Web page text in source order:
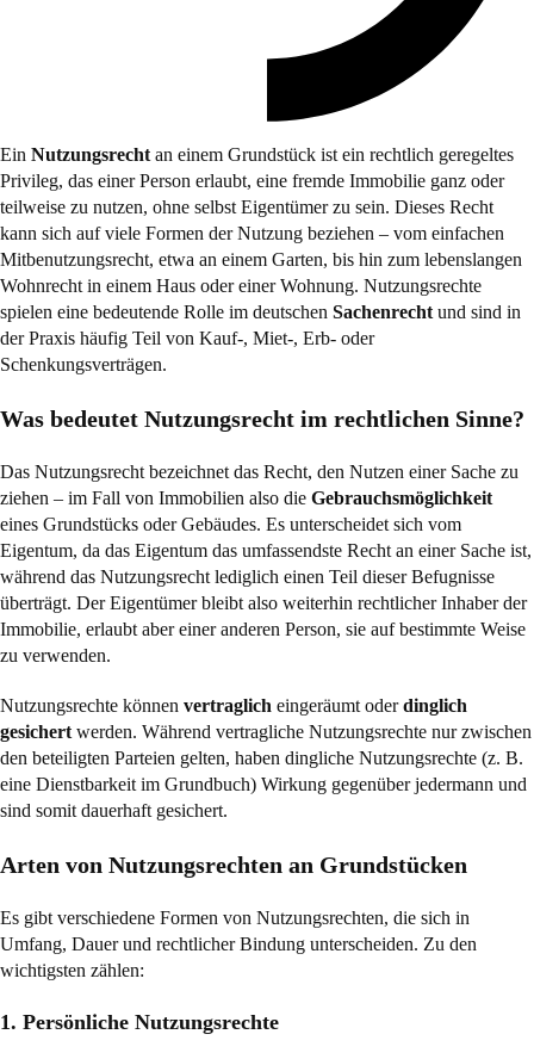
Ein Nutzungsrecht an einem Grundstück ist ein rechtlich geregeltes
Privileg, das einer Person erlaubt, eine fremde Immobilie ganz oder
teilweise zu nutzen, ohne selbst Eigentümer zu sein. Dieses Recht
kann sich auf viele Formen der Nutzung beziehen – vom einfachen
Mitbenutzungsrecht, etwa an einem Garten, bis hin zum lebenslangen
Wohnrecht in einem Haus oder einer Wohnung. Nutzungsrechte
spielen eine bedeutende Rolle im deutschen Sachenrecht und sind in
der Praxis häufig Teil von Kauf-, Miet-, Erb- oder
Schenkungsverträgen.
Was bedeutet Nutzungsrecht im rechtlichen Sinne?
Das Nutzungsrecht bezeichnet das Recht, den Nutzen einer Sache zu
ziehen – im Fall von Immobilien also die Gebrauchsmöglichkeit
eines Grundstücks oder Gebäudes. Es unterscheidet sich vom
Eigentum, da das Eigentum das umfassendste Recht an einer Sache ist,
während das Nutzungsrecht lediglich einen Teil dieser Befugnisse
überträgt. Der Eigentümer bleibt also weiterhin rechtlicher Inhaber der
Immobilie, erlaubt aber einer anderen Person, sie auf bestimmte Weise
zu verwenden.
Nutzungsrechte können vertraglich eingeräumt oderdinglich
gesichert werden. Während vertragliche Nutzungsrechte nur zwischen
den beteiligten Parteien gelten, haben dingliche Nutzungsrechte (z. B.
eine Dienstbarkeit im Grundbuch) Wirkung gegenüber jedermann und
sind somit dauerhaft gesichert.
Arten von Nutzungsrechten an Grundstücken
Es gibt verschiedene Formen von Nutzungsrechten, die sich in
Umfang, Dauer und rechtlicher Bindung unterscheiden. Zu den
wichtigsten zählen:
1. Persönliche Nutzungsrechte